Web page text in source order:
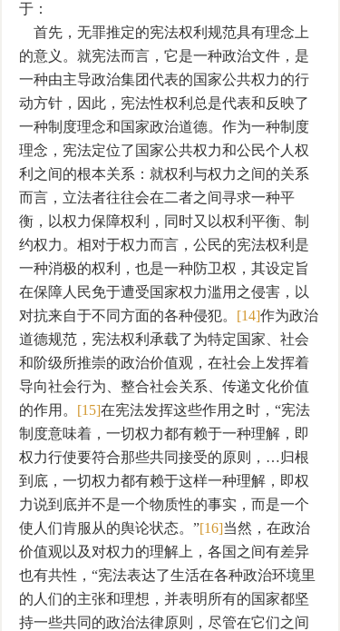
于：
首先，无罪推定的宪法权利规范具有理念上
的意义。就宪法而言，它是一种政治文件，是
一种由主导政治集团代表的国家公共权力的行
动方针，因此，宪法性权利总是代表和反映了
一种制度理念和国家政治道德。作为一种制度
理念，宪法定位了国家公共权力和公民个人权
利之间的根本关系：就权利与权力之间的关系
而言，立法者往往会在二者之间寻求一种平
衡，以权力保障权利，同时又以权利平衡、制
约权力。相对于权力而言，公民的宪法权利是
一种消极的权利，也是一种防卫权，其设定旨
在保障人民免于遭受国家权力滥用之侵害，以
对抗来自于不同方面的各种侵犯。 [14]作为政治
道德规范，宪法权利承载了为特定国家、社会
和阶级所推崇的政治价值观，在社会上发挥着
导向社会行为、整合社会关系、传递文化价值
的作用。 [15]在宪法发挥这些作用之时，“宪法
制度意味着，一切权力都有赖于一种理解，即
权力行使要符合那些共同接受的原则，…归根
到底，一切权力都有赖于这样一种理解，即权
力说到底并不是一个物质性的事实，而是一个
使人们肯服从的舆论状态。”[16]当然，在政治
价值观以及对权力的理解上，各国之间有差异
也有共性，“宪法表达了生活在各种政治环境里
的人们的主张和理想，并表明所有的国家都坚
持一些共同的政治法律原则，尽管在它们之间